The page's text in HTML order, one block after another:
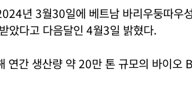
년 3월30일에 베트남 바리우둥따우
았다고 다음달인 4월3일 밝혔다.
연간 생산량 약 20만 톤 규모의 바이오